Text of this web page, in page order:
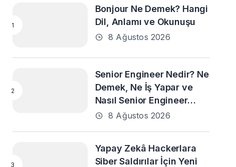
Bonjour Ne Demek? Hangi
Dil, Anlamı ve Okunuşu
8 Ağustos 2026
Senior Engineer Nedir? Ne
Demek, Ne İş Yapar ve
Nasıl Senior Engineer
Olunur?
8 Ağustos 2026
Yapay Zekâ Hackerlara
Siber Saldırılar İçin Yeni